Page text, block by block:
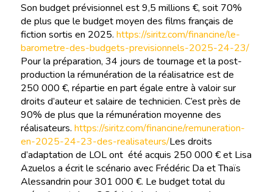
Son budget prévisionnel est 9,5 millions €, soit 70%
de plus que le budget moyen des films français de
fiction sortis en 2025. https://siritz.com/financine/le-
barometre-des-budgets-previsionnels-2025-24-23/
Pour la préparation, 34 jours de tournage et la post-
production la rémunération de la réalisatrice est de
250 000 €, répartie en part égale entre à valoir sur
droits d’auteur et salaire de technicien. C’est près de
90% de plus que la rémunération moyenne des
réalisateurs. https://siritz.com/financine/remuneration-
en-2025-24-23-des-realisateurs/Les droits
d’adaptation de LOL ont été acquis 250 000 € et Lisa
Azuelos a écrit le scénario avec Frédéric Da et Thaïs
Alessandrin pour 301 000 €. Le budget total du